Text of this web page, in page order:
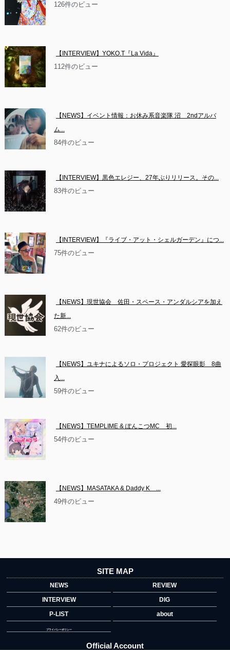
126件のビュー
【INTERVIEW】YOKO.T『La Vida』
112件のビュー
【NEWS】イベント情報：お休み系音楽隊 沼　2ndアルバ
ム...
84件のビュー
【INTERVIEW】黒色エレジー、27年ぶりリリース。その...
83件のビュー
【INTERVIEW】『ライブ・アット・シェルガーデン』につ...
75件のビュー
【NEWS】現世協会　佐田・スペース・アンダルシアを加え
た新...
62件のビュー
【NEWS】ユキナによるソロ・プロジェクト 愛探眼影　8曲
入...
59件のビュー
【NEWS】TEMPLIME & ぽんこつMC　初...
54件のビュー
【NEWS】MASATAKA & Daddy K　...
49件のビュー
SITE MAP
NEWS
REVIEW
INTERVIEW
DIG
P-LIST
about
プライバシーポリシー
Official Account